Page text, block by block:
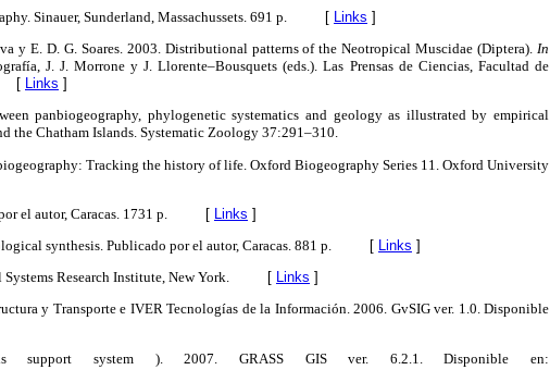
Sinauer, Sunderland, Massachussets. 691 p.
[ Links ]
y E. D. G. Soares. 2003. Distributional patterns of the Neotropical Muscidae (Diptera). In
J. J. Morrone y J. Llorente–Bousquets (eds.). Las Prensas de Ciencias, Facultad de
Links ]
panbiogeography, phylogenetic systematics and geology as illustrated by empirical
the Chatham Islands. Systematic Zoology 37:291–310.
Tracking the history of life. Oxford Biogeography Series 11. Oxford University
el autor, Caracas. 1731 p.
[ Links ]
synthesis. Publicado por el autor, Caracas. 881 p.
[ Links ]
Research Institute, New York.
[ Links ]
y Transporte e IVER Tecnologías de la Información. 2006. GvSIG ver. 1.0. Disponible
support system ). 2007. GRASS GIS ver. 6.2.1. Disponible en: